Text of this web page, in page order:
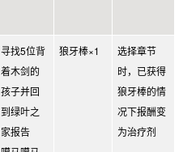
寻找5位背
着木剑的
孩子并回
到绿叶之
家报告
狼牙棒×1
选择章节
时，已获得
狼牙棒的情
况下报酬变
为治疗剂